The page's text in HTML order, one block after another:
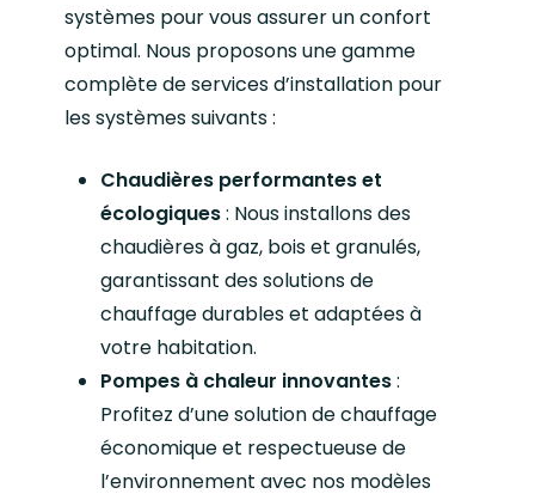
systèmes pour vous assurer un confort
optimal. Nous proposons une gamme
complète de services d’installation pour
les systèmes suivants :
Chaudières performantes et
écologiques: Nous installons des
chaudières à gaz, bois et granulés,
garantissant des solutions de
chauffage durables et adaptées à
votre habitation.
Pompes à chaleur innovantes:
Profitez d’une solution de chauffage
économique et respectueuse de
l’environnement avec nos modèles